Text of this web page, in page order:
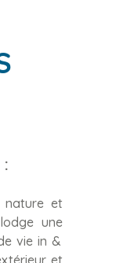
nature et
une
vie in &
et